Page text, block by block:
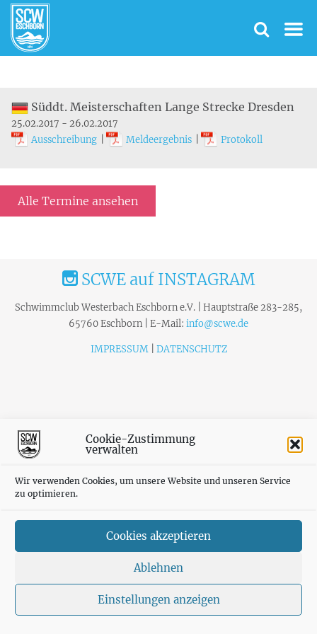
Cookie-Zustimmung
verwalten
Wir verwenden Cookies, um unsere Website und unseren Service
zu optimieren.
Cookies akzeptieren
Ablehnen
Einstellungen anzeigen
Süddt. Meisterschaften Lange Strecke Dresden
25.02.2017 - 26.02.2017
Ausschreibung
Meldeergebnis Protokoll
Alle Termine ansehen
SCWE auf INSTAGRAM
Schwimmclub Westerbach Eschborn e.V. | Hauptstraße 283-285,
65760 Eschborn | E-Mail: info@scwe.de
IMPRESSUM| DATENSCHUTZ